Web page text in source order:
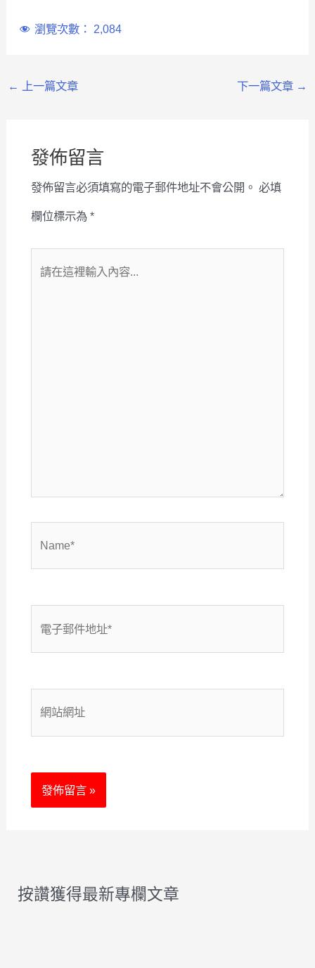
瀏覽次數： 2,084
← 上一篇文章 下一篇文章 →
發佈留言
發佈留言必須填寫的電子郵件地址不會公開。 必填
欄位標示為 *
地
按讚獲得最新專欄文章